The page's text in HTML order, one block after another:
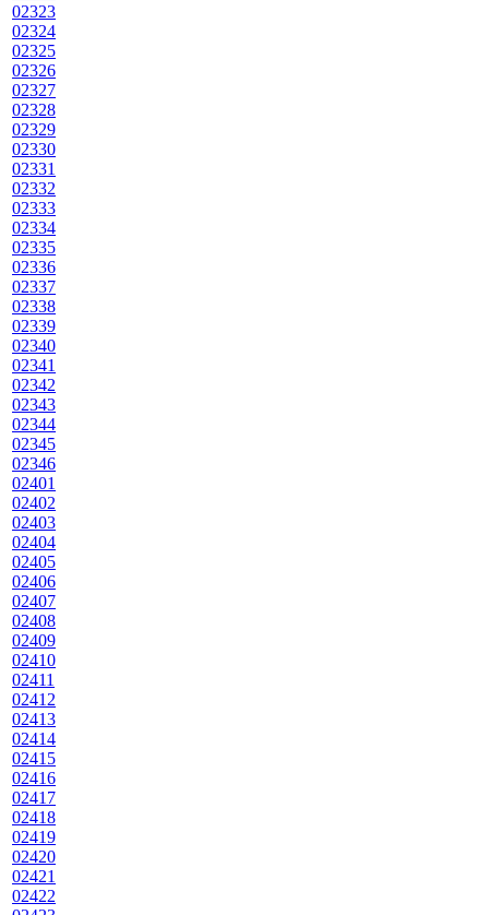
02323
02324
02325
02326
02327
02328
02329
02330
02331
02332
02333
02334
02335
02336
02337
02338
02339
02340
02341
02342
02343
02344
02345
02346
02401
02402
02403
02404
02405
02406
02407
02408
02409
02410
02411
02412
02413
02414
02415
02416
02417
02418
02419
02420
02421
02422